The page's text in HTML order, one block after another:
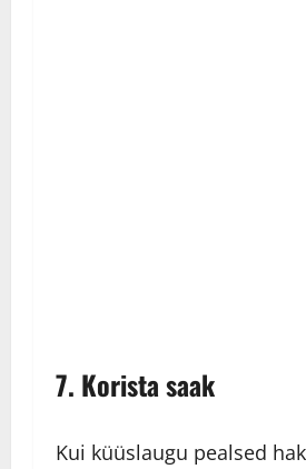
7. Korista saak
Kui küüslaugu pealsed